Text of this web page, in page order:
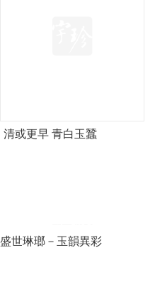
清或更早 青白玉蠶
盛世琳瑯－玉韻異彩